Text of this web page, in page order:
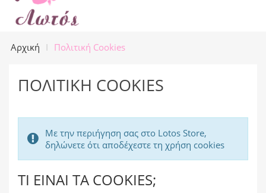
Αρχική Πολιτική Cookies
ΠΟΛΙΤΙΚΉ COOKIES
Με την περιήγηση σας στο Lotos Store,
δηλώνετε ότι αποδέχεστε τη χρήση cookies
ΤΊ ΕΊΝΑΙ ΤΑ COOKIES;